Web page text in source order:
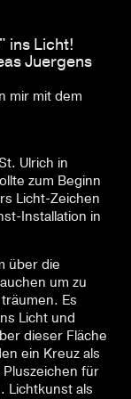
mit dem
Ulrich in
Licht-Zeichen
Installation in
über die
um zu
Es
Licht und
dieser Fläche
ein Kreuz als
für
Lichtkunst als